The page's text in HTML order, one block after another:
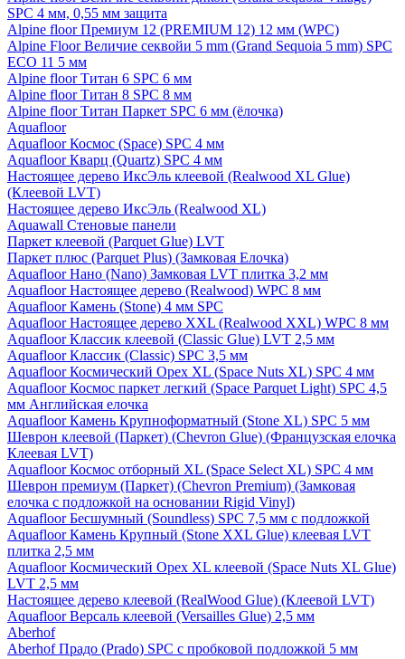
SPC 4 мм, 0,55 мм защита
Alpine floor Премиум 12 (PREMIUM 12) 12 мм (WPC)
Alpine Floor Величие секвойи 5 mm (Grand Sequoia 5 mm) SPC
ECO 11 5 мм
Alpine floor Титан 6 SPC 6 мм
Alpine floor Титан 8 SPC 8 мм
Alpine floor Титан Паркет SPC 6 мм (ёлочка)
Aquafloor
Aquafloor Космос (Space) SPC 4 мм
Aquafloor Кварц (Quartz) SPC 4 мм
Настоящее дерево ИксЭль клеевой (Realwood XL Glue)
(Клеевой LVT)
Настоящее дерево ИксЭль (Realwood XL)
Aquawall Стеновые панели
Паркет клеевой (Parquet Glue) LVT
Паркет плюс (Parquet Plus) (Замковая Елочка)
Aquafloor Нано (Nano) Замковая LVT плитка 3,2 мм
Aquafloor Настоящее дерево (Realwood) WPC 8 мм
Aquafloor Камень (Stone) 4 мм SPC
Aquafloor Настоящее дерево XXL (Realwood XXL) WPC 8 мм
Aquafloor Классик клеевой (Classic Glue) LVT 2,5 мм
Aquafloor Классик (Classic) SPC 3,5 мм
Aquafloor Космический Орех XL (Space Nuts XL) SPC 4 мм
Aquafloor Космос паркет легкий (Space Parquet Light) SPC 4,5
мм Английская елочка
Aquafloor Камень Крупноформатный (Stone XL) SPC 5 мм
Шеврон клеевой (Паркет) (Chevron Glue) (Французская елочка
Клеевая LVT)
Aquafloor Космос отборный XL (Space Select XL) SPC 4 мм
Шеврон премиум (Паркет) (Chevron Premium) (Замковая
елочка с подложкой на основании Rigid Vinyl)
Aquafloor Бесшумный (Soundless) SPC 7,5 мм с подложкой
Aquafloor Камень Крупный (Stone XXL Glue) клеевая LVT
плитка 2,5 мм
Aquafloor Космический Орех XL клеевой (Space Nuts XL Glue)
LVT 2,5 мм
Настоящее дерево клеевой (RealWood Glue) (Клеевой LVT)
Aquafloor Версаль клеевой (Versailles Glue) 2,5 мм
Aberhof
Aberhof Прадо (Prado) SPC с пробковой подложкой 5 мм